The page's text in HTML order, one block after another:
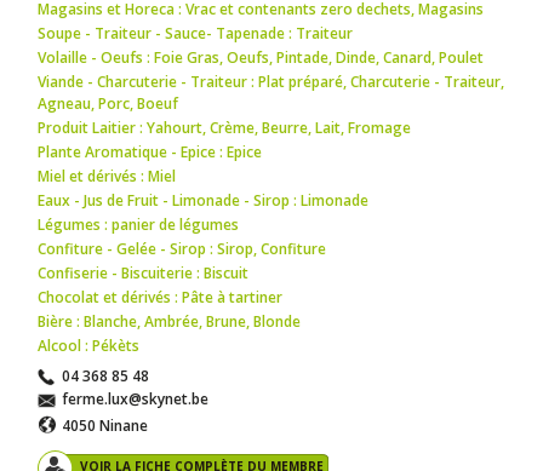
Magasins et Horeca : Vrac et contenants zero dechets,Magasins
Soupe - Traiteur - Sauce- Tapenade : Traiteur
Volaille - Oeufs : Foie Gras,Oeufs,Pintade,Dinde,Canard,Poulet
Viande - Charcuterie - Traiteur : Plat préparé,Charcuterie - Traiteur,
Agneau,Porc,Boeuf
Produit Laitier : Yahourt,Crème,Beurre,Lait,Fromage
Plante Aromatique - Epice : Epice
Miel et dérivés : Miel
Eaux - Jus de Fruit - Limonade - Sirop : Limonade
Légumes : panier de légumes
Confiture - Gelée - Sirop : Sirop,Confiture
Confiserie - Biscuiterie : Biscuit
Chocolat et dérivés : Pâte à tartiner
Bière : Blanche,Ambrée,Brune,Blonde
Alcool : Pékèts
04 368 85 48
ferme.lux@skynet.be
4050 Ninane
VOIR LA FICHE COMPLÈTE DU MEMBRE